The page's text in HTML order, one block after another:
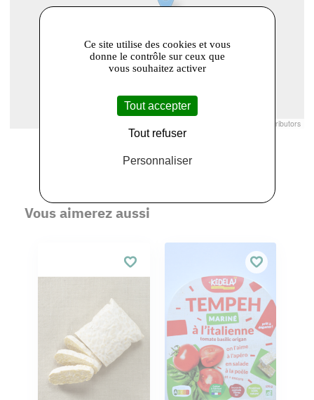
contributors
Vous aimerez aussi
Ce site utilise des cookies et vous
donne le contrôle sur ceux que
vous souhaitez activer
Tout accepter
Tout refuser
Personnaliser